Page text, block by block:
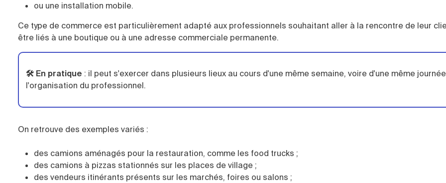
ou une installation mobile.
Ce type de commerce est particulièrement adapté aux professionnels souhaitant aller à la rencontre de leur
être liés à une boutique ou à une adresse commerciale permanente.
🛠️ En pratique : il peut s'exercer dans plusieurs lieux au cours d'une même semaine, voire d'une même
l'organisation du professionnel.
On retrouve des exemples variés :
des camions aménagés pour la restauration, comme les food trucks ;
des camions à pizzas stationnés sur les places de village ;
des vendeurs itinérants présents sur les marchés, foires ou salons ;